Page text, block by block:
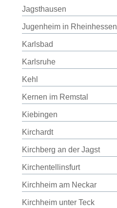
Jagsthausen
Jugenheim in Rheinhessen
Karlsbad
Karlsruhe
Kehl
Kernen im Remstal
Kiebingen
Kirchardt
Kirchberg an der Jagst
Kirchentellinsfurt
Kirchheim am Neckar
Kirchheim unter Teck